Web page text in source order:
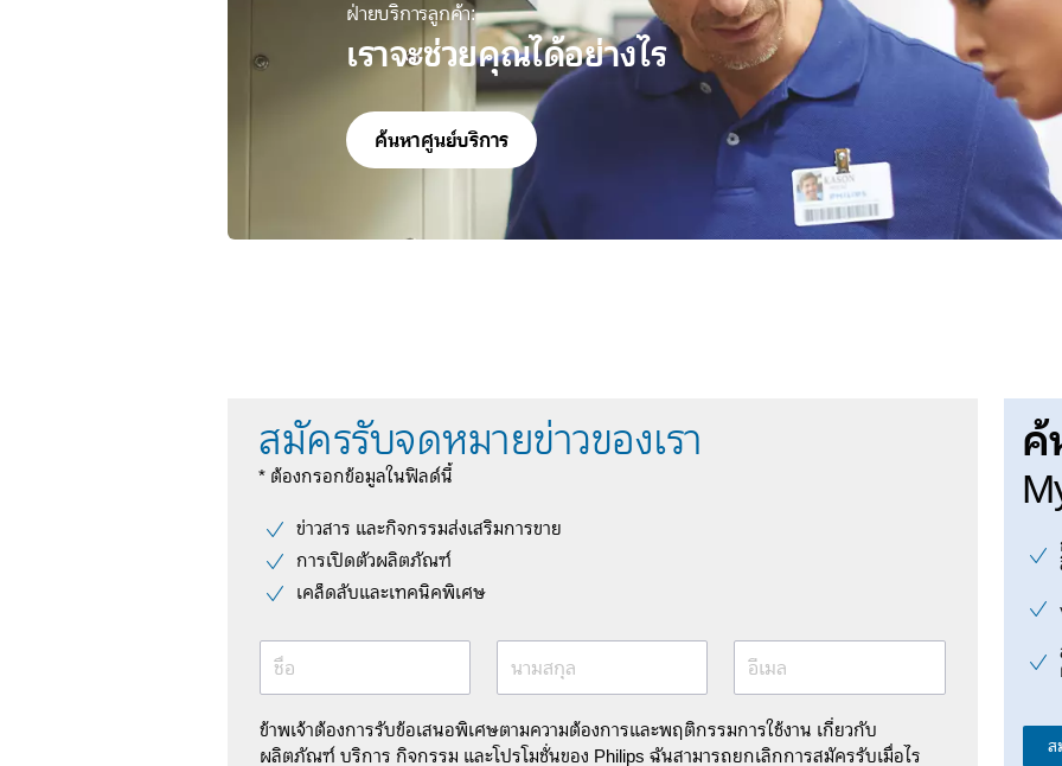
ฝ่ายบริการลูกค้า:
เราจะช่วยคุณได้อย่างไร
ค้นหาศูนย์บริการ
สมัครรับจดหมายข่าวของเรา
* ต้องกรอกข้อมูลในฟิลด์นี้
ข่าวสาร และกิจกรรมส่งเสริมการขาย
การเปิดตัวผลิตภัณฑ์
เคล็ดลับและเทคนิคพิเศษ
ชื่อ นามสกุล อีเมล
ข้าพเจ้าต้องการรับข้อเสนอพิเศษตามความต้องการและพฤติกรรมการใช้งาน เกี่ยวกับ
ผลิตภัณฑ์ บริการ กิจกรรม และโปรโมชั่นของ Philips ฉันสามารถยกเลิกการสมัครรับเมื่อไร
ค้